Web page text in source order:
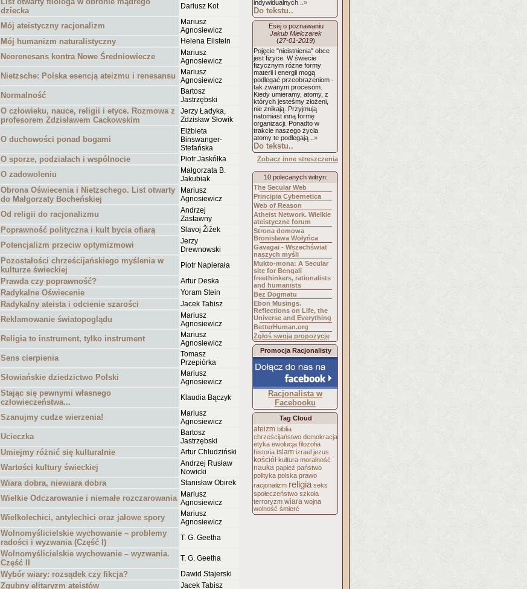
dziecka
Dariusz Kot
Mój ateistyczny racjonalizm
Mariusz
Agnosiewicz
Mój humanizm naturalistyczny Helena Eilstein
Neorenesans kontra Nowe Średniowiecze
Mariusz
Agnosiewicz
Nietzsche: Polska esencją ateizmu i renesansu
Mariusz
Agnosiewicz
Normalność
Bartosz
Jastrzębski
O człowieku, nauce, religii i etyce. Rozmowa z
profesorem Zdzisławem Cackowskim
Jerzy Ładyka,
Zdzisław Słowik
O duchowości ponad bogami
Elżbieta
Binswanger-
Stefańska
O sporze, podziałach i wspólnocie Piotr Jaskółka
O zadowoleniu
Małgorzata B.
Jakubiak
Obrona Oświecenia i Nietzschego. List otwarty
do Małgorzaty Bocheńskiej
Mariusz
Agnosiewicz
Od religii do racjonalizmu
Andrzej
Zastawny
Poprawność polityczna i kult bycia ofiarą Slavoj Žižek
Potencjalizm przeciw optymizmowi
Jerzy
Drewnowski
Pozostałości chrześcijańskiego myślenia w
kulturze świeckiej
Piotr Napierała
Prawda czy poprawność? Artur Deska
Radykalne Oświecenie Yoram Stein
Radykalny ateista i odcienie szarości Jacek Tabisz
Reklamowanie światopoglądu
Mariusz
Agnosiewicz
Religia to instrument, tylko instrument
Mariusz
Agnosiewicz
Sens cierpienia
Tomasz
Przepiórka
Słowiańskie dziedzictwo Polski
Mariusz
Agnosiewicz
Stając się pewnymi własnego
człowieczeństwa...
Klaudia Bączyk
Szanujmy cudze wierzenia!
Mariusz
Agnosiewicz
Ucieczka
Bartosz
Jastrzębski
Umiejmy różnić się kulturalnie Artur Chludziński
Wartości kultury świeckiej
Andrzej Rusław
Nowicki
Wiara dobra, niewiara dobra Stanisław Obirek
Wielkie Odczarowanie i niemałe rozczarowania Mariusz
Agnosiewicz
Wielkolechici, antylechici oraz jałowe spory
Mariusz
Agnosiewicz
Wolnomyślicielskie wychowanie – problemy
radości i wyzwania (Część I)
T. G. Geetha
Wolnomyślicielskie wychowanie – wyzwania.
Część II
T. G. Geetha
Wybór wiary: rozsądek czy fikcja? Dawid Stajerski
Zgubny elitaryzm ateistów Jacek Tabisz
indywidualnych ..»
Do tekstu..
Esej o poznawaniu
Jakub Mielczarek
(27-01-2019)
Pojęcie "nieistnienia" obce
jest fizyce. W świecie
fizycznym różne formy
materii i energii mogą
podlegać przeobrażeniom -
tak zwanym procesom.
Kiedy umieramy, atomy, z
których jesteśmy złożeni,
nie znikają. Przyjmują
natomiast inną formę
organizacji. Ponadto w
trakcie naszego życia
atomy te podlegają ..»
Do tekstu..
Zobacz inne streszczenia
10 polecanych witryn:
The Secular Web
Principia Cybernetica
Web of Reason
Atheist Network. Wielkie
ateistyczne forum
Strona domowa
Bronisława Wołyńca
Gavagai - Wszechświat
naszych myśli
Mukto-mona: A Secular
site for Bengali
freethinkers, rationalists
and humanists
Bez Dogmatu
Ebon Musings.
Reflections on Life, the
Universe and Everything
BetterHuman.org
Zgłoś swoją propozycję
Promocja Racjonalisty
Racjonalista w
Facebooku
Tag Cloud
ateizm biblia
chrześcijaństwo demokracja
etyka ewolucja filozofia
historia islam izrael jezus
kościół kultura moralność
nauka papież państwo
polityka polska prawo
racjonalizm religia seks
społeczeństwo szkoła
terroryzm wiara wojna
wolność śmierć